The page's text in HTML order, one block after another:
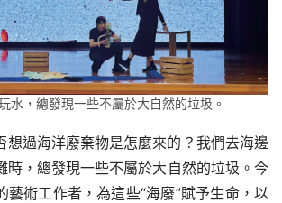
水，總發現一些不屬於大自然的垃圾。
想過海洋廢棄物是怎麼來的？我們去海邊
時，總發現一些不屬於大自然的垃圾。今
藝術工作者，為這些“海廢”賦予生命，以